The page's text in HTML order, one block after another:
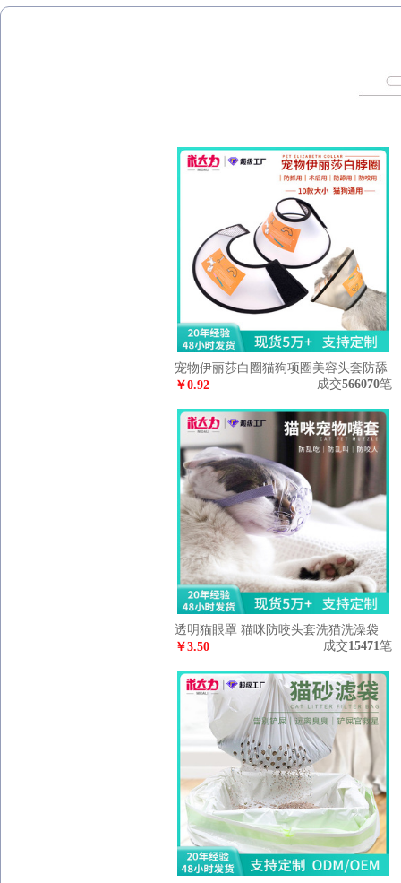
宠物伊丽莎白圈猫狗项圈美容头套防舔
咬狗脖圈宠物项圈亚马逊定制
￥0.92 成交566070笔
透明猫眼罩 猫咪防咬头套洗猫洗澡袋
打针猫咪项圈厂家批发
￥3.50 成交15471笔